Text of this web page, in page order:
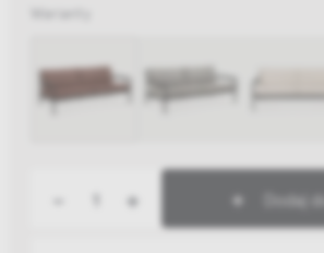
Warianty
+ Dodaj